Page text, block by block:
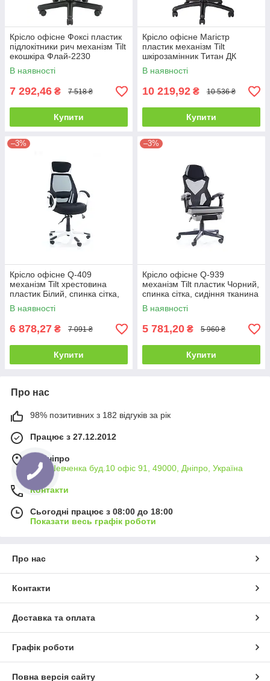
Крісло офісне Фоксі пластик
підлокітники рич механізм Tilt
екошкіра Флай-2230
(Richman ТМ)
В наявності
7 292,46 ₴ 7 518 ₴
Купити
Крісло офісне Магістр
пластик механізм Tilt
шкірозамінник Титан ДК
Браун (Richman ТМ)
В наявності
10 219,92 ₴ 10 536 ₴
Купити
–3%
Крісло офісне Q-409
механізм Tilt хрестовина
пластик Білий, спинка сітка,
сидіння тканина Чорна
(Signal ТМ)
В наявності
6 878,27 ₴ 7 091 ₴
Купити
–3%
Крісло офісне Q-939
механізм Tilt пластик Чорний,
спинка сітка, сидіння тканина
Чорна/Сіра (Signal ТМ)
В наявності
5 781,20 ₴ 5 960 ₴
Купити
Про нас
98% позитивних з 182 відгуків за рік
Працює з 27.12.2012
м. Дніпро
вул. Шевченка буд.10 офіс 91, 49000, Дніпро, Україна
Контакти
Сьогодні працює з 08:00 до 18:00
Показати весь графік роботи
Про нас
Контакти
Доставка та оплата
Графік роботи
Повна версія сайту